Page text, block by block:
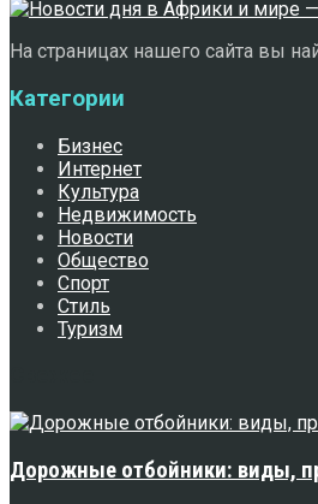
На страницах нашего сайта вы
Категории
Бизнес
Интернет
Культура
Недвижимость
Новости
Общество
Спорт
Стиль
Туризм
Дорожные отбойники: виды,